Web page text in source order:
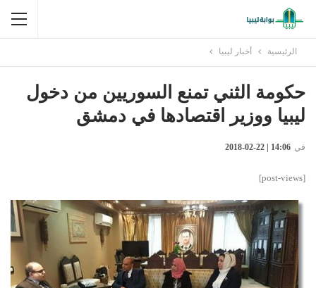
الرئيسية أخبار ليبيا
حكومة الثني تمنع السوريين من دخول
ليبيا ووزير اقتصادها في دمشق
في 14:06 | 22-02-2018
[post-views]